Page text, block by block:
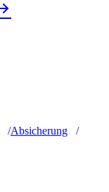
Absicherung